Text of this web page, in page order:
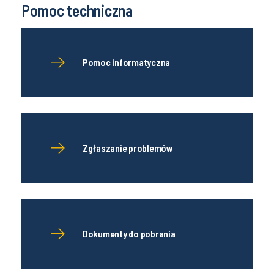
Pomoc techniczna
Pomoc informatyczna
Zgłaszanie problemów
Dokumenty do pobrania